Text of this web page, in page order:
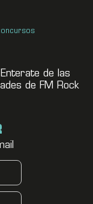
de las
de FM Rock